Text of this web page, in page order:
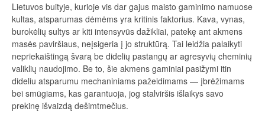
Lietuvos buityje, kurioje vis dar gajus maisto gaminimo namuose
kultas, atsparumas dėmėms yra kritinis faktorius. Kava, vynas,
burokėlių sultys ar kiti intensyvūs dažikliai, patekę ant akmens
masės paviršiaus, neįsigeria į jo struktūrą. Tai leidžia palaikyti
nepriekaištingą švarą be didelių pastangų ar agresyvių cheminių
valiklių naudojimo. Be to, šie akmens gaminiai pasižymi itin
dideliu atsparumu mechaniniams pažeidimams — įbrėžimams
bei smūgiams, kas garantuoja, jog stalviršis išlaikys savo
prekinę išvaizdą dešimtmečius.